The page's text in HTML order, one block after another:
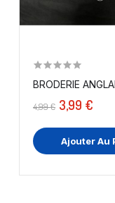
BRODERIE
4,99 € 3,99 €
Ajouter Au